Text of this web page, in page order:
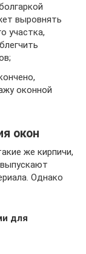
выровнять
участка,
оконной
окон
же кирпичи,
Однако
для